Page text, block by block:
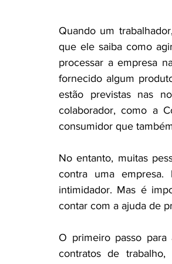
Coluna jurídica informativa
Quando um
que ele saiba como
processar a empresa
fornecido algum
estão previstas nas
colaborador, como a
consumidor que
No entanto, muitas
contra uma
intimidador. Mas é
contar com a ajuda de
O primeiro passo
contratos de trabalho,